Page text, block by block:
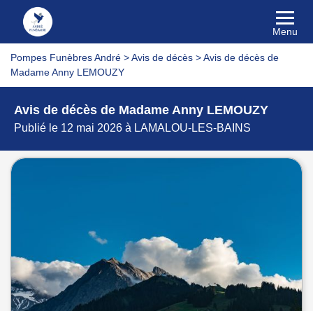
Menu
Pompes Funèbres André >Avis de décès >Avis de décès de
Madame Anny LEMOUZY
Avis de décès de Madame Anny LEMOUZY
Publié le 12 mai 2026 à LAMALOU-LES-BAINS